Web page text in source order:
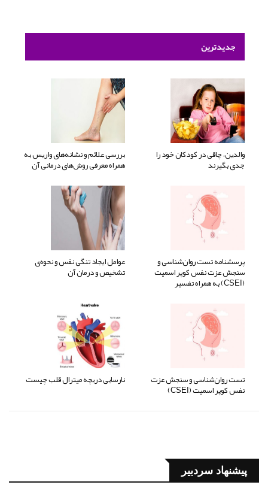
جدیدترین
والدین، چاقی در کودکان خود را
جدی بگیرند
بررسی علائم و نشانه‌های واریس به
همراه معرفی روش‌های درمانی آن
پرسشنامه تست روان‌شناسی و
سنجش عزت نفس کوپر اسمیت
(CSEI) به همراه تفسیر
عوامل ایجاد تنگی نفس و نحوه‌ی
تشخیص و درمان آن
تست روان‌شناسی و سنجش عزت
نفس کوپر اسمیت (CSEI)
نارسایی دریچه میترال قلب چیست
پیشنهاد سردبیر